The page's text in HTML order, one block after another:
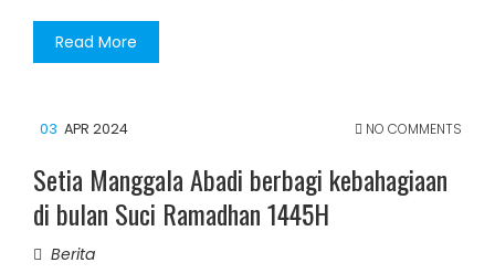
Read More
03 APR 2024 NO COMMENTS
Setia Manggala Abadi berbagi kebahagiaan
di bulan Suci Ramadhan 1445H
Berita